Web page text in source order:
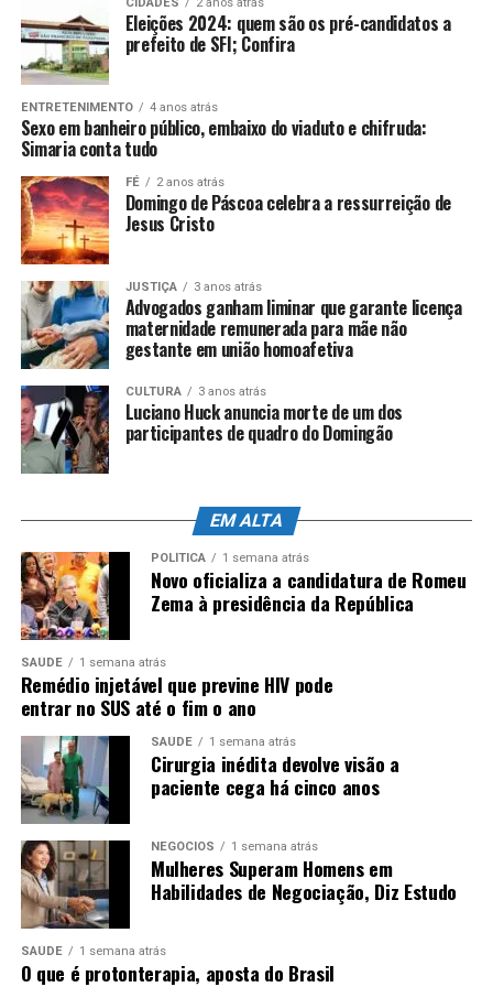
dependendo da localização. Na cidade mais ao sul do
Brasil, Chuí (RS), durante os meses de inverno, o Sol
nasce por volta das 7h30 e se põe por volta das 17h30,
assim, os dias têm menos de 10 horas de luz.
Em Macapá, devido à localização exata na linha do
Equador, o Sol nasce por volta das 6h15 e se põe às
18h15. A cidade não tem estações do ano bem definidas.
Esses horários permanecem praticamente constantes o
ano todo, com variações de apenas alguns minutos.
implantação de sistema de drenagem, e a Comlurb
removeu da encosta 70 toneladas de terra, com o apoio
de 15 caminhões, três pás carregadeiras e 50 garis.
Na comunidade do Salgueiro, na Tijuca, na zona norte
da cidade, também foi registrado deslizamento de terra,
na Rua São Sebastião. Nenhum imóvel foi atingido e não
houve interdição de via.
Recomendações
A prefeitura do Rio recomenda à população que não se
desloque pelas regiões mais afetadas pela chuva. Veja
outras orientações:
Evite áreas sujeitas a alagamentos e/ou
deslizamentos;
Não force a passagem de veículos em áreas
alagadas;
Em casos de ventos fortes e/ou chuvas com
descargas elétricas, evite ficar próximo a árvores
ou em áreas descampadas;
Verifique se há sinais de rachaduras em sua
residência. Ao perceber trincas ou abalo na
estrutura, acione a Defesa Civil pelo número 199 e
evite ficar em casa;
Moradores de áreas de risco precisam ficar
atentos aos alertas sonoros. O acionamento das
Eleições 2024: quem são os pré-candidatos a
prefeito de SFI; Confira
ENTRETENIMENTO 4 anos atrás
Sexo em banheiro público, embaixo do viaduto e chifruda:
Simaria conta tudo
FÉ 2 anos atrás
Domingo de Páscoa celebra a ressurreição de
Jesus Cristo
JUSTIÇA 3 anos atrás
Advogados ganham liminar que garante licença
maternidade remunerada para mãe não
gestante em união homoafetiva
CULTURA 3 anos atrás
Luciano Huck anuncia morte de um dos
participantes de quadro do Domingão
EM ALTA
POLÍTICA 1 semana atrás
Novo oficializa a candidatura de Romeu
Zema à presidência da República
SAÚDE 1 semana atrás
Remédio injetável que previne HIV pode
entrar no SUS até o fim o ano
SAÚDE 1 semana atrás
Cirurgia inédita devolve visão a
paciente cega há cinco anos
NEGÓCIOS 1 semana atrás
Mulheres Superam Homens em
Habilidades de Negociação, Diz Estudo
SAÚDE 1 semana atrás
O que é protonterapia, aposta do Brasil